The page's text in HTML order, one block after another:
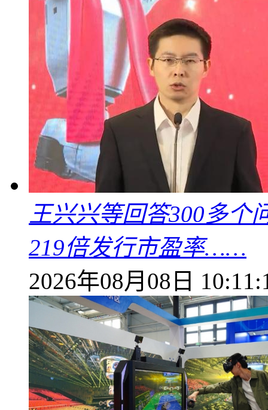
王兴兴等回答300多个
219倍发行市盈率……
2026年08月08日